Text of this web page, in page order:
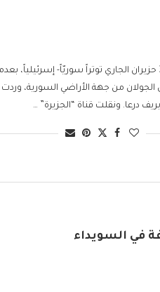
شهد يوم الثلاثاء بتاريخ 3 حزيران الجاري توتراً سوريّاً-
الجولان من جهة الأراضي السورية،
درعا. ونقلت قناة “الجزيرة” …
في السويداء